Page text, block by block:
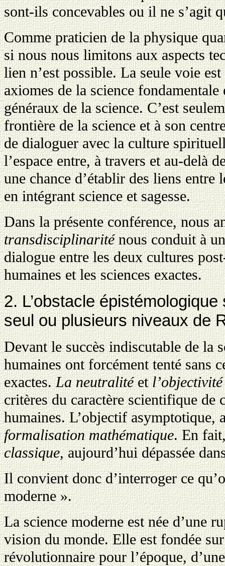
sont-ils concevables ou il ne s’agit
Comme praticien de la physique
si nous nous limitons aux aspects
lien n’est possible. La seule voie
axiomes de la science
généraux de la science. C’est
frontière de la science et à son
de dialoguer avec la culture
l’espace entre, à travers et au-delà
une chance d’établir des liens
en intégrant science et sagesse.
Dans la présente conférence, nous
transdisciplinariténous conduit à
dialogue entre les deux cultures
humaines et les sciences exactes.
2. L’obstacle
seul ou plusieurs niveaux de
Devant le succès indiscutable de la
humaines ont forcément tenté sans
exactes.La neutralitéetl’objectivité
critères du caractère scientifique de
humaines. L’objectif asymptotique,
formalisation mathématique. En
classique, aujourd’hui dépassée
Il convient donc d’interroger ce
moderne ».
La science moderne est née d’une
vision du monde. Elle est fondée
révolutionnaire pour l’époque,